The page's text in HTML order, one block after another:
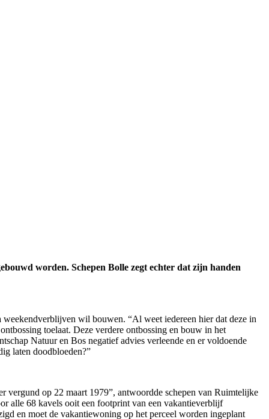
worden. Schepen Bolle zegt echter dat zijn handen
wil bouwen. “Al weet iedereen hier dat deze in
toelaat. Deze verdere ontbossing en bouw in het
Natuur en Bos negatief advies verleende en er voldoende
laten doodbloeden?”
op 22 maart 1979”, antwoordde schepen van Ruimtelijke
alle 68 kavels ooit een footprint van een vakantieverblijf
en moet de vakantiewoning op het perceel worden ingeplant